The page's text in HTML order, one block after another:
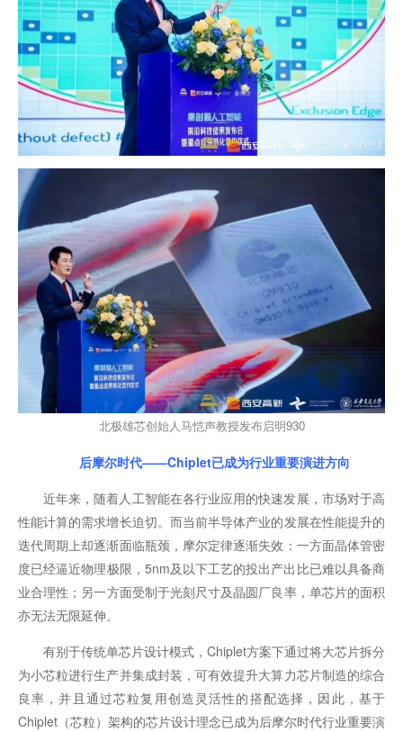
北极雄芯创始人马恺声教授发布启明930
后摩尔时代——Chiplet已成为行业重要演进方向
近年来，随着人工智能在各行业应用的快速发展，市场对于高
性能计算的需求增长迫切。而当前半导体产业的发展在性能提升的
迭代周期上却逐渐面临瓶颈，摩尔定律逐渐失效：一方面晶体管密
度已经逼近物理极限，5nm及以下工艺的投出产出比已难以具备商
业合理性；另一方面受制于光刻尺寸及晶圆厂良率，单芯片的面积
亦无法无限延伸。
有别于传统单芯片设计模式，Chiplet方案下通过将大芯片拆分
为小芯粒进行生产并集成封装，可有效提升大算力芯片制造的综合
良率，并且通过芯粒复用创造灵活性的搭配选择，因此，基于
Chiplet（芯粒）架构的芯片设计理念已成为后摩尔时代行业重要演